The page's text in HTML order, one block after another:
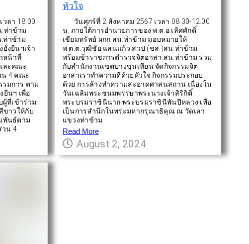
ลา 18.00
.ท่าข้าม
ท่าข้าม
งยืนฯเจ้า
หน้าที่
ละคณะ
น 4 คณะ
มการ ตาม
นฯ เพื่อ
ที่เข้าร่วม
ขาวให้กับ
พันธ์ตาม
วน 4
หัวใจ
วันศุกร์ที่ 2 สิงหาคม 2567 เวลา 08.30-12.00
น. ภายใต้การอำนวยการของ พ.ต.อ.เลิศศักดิ์
เขียมทรัพย์ ผกก.สน.ท่าข้าม มอบหมายให้
พ.ต.ต.วุฒิชัย แสนแก้ว สวป.(ชส.)สน.ท่าข้าม
พร้อมข้าราชการตำรวจจิตอาสา.สน.ท่าข้าม ร่วม
กับสำนักงานเขตบางขุนเทียน จัดกิจกรรมจิต
อาสาเราทำความดีด้วยหัวใจ กิจกรรมประกอบ
ด้วย การล้างทำความสะอาดศาสนสถาน เนื่องใน
วันเฉลิมพระชนมพรรษาพระนางเจ้าสิริกิติ์
พระบรมราชินีนาถ พระบรมราชินีพันปีหลวง เพื่อ
เป็นการสำนึกในพระมหากรุณาธิคุณ ณ วัดเลา
แขวงท่าข้าม
Read More
August 2, 2024